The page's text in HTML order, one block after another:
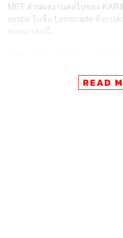
MET ส่วนผลงานต่อไปของ
aespa ในชื่อ Lemonade ที่จะป
พฤษภาคมนี้
New York Met
READ